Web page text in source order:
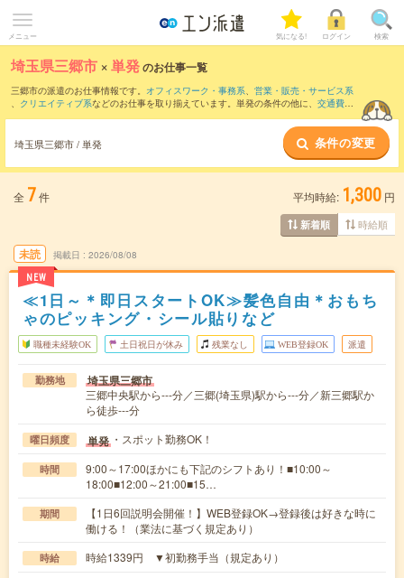
メニュー 気になる! ログイン 検索
埼玉県三郷市 ×単発のお仕事一覧
三郷市の派遣のお仕事情報です。 オフィスワーク・事務系、 営業・販売・サービス系
、 クリエイティブ系などのお仕事を取り揃えています。単発の条件の他に、 交通費別
埼玉県三郷市 / 単発 条件の変更
全 7件 平均時給: 1,300 円
新着順 時給順
未読
NEW
掲載日 2026/08/08
≪1日～＊即日スタートOK≫髪色自由＊おもち
ゃのピッキング・シール貼りなど
職種未経験OK 土日祝日が休み 残業なし WEB登録OK 派遣
勤務地 埼玉県三郷市
三郷中央駅から---分／三郷(埼玉県)駅から---分／新三郷駅か
ら徒歩---分
曜日頻度 単発 ・スポット勤務OK！
時間
9:00～17:00ほかにも下記のシフトあり！■10:00～
18:00■12:00～21:00■15…
期間
【1日6回説明会開催！】WEB登録OK→登録後は好きな時に
働ける！（業法に基づく規定あり）
時給 時給1339円 ▼初勤務手当（規定あり）